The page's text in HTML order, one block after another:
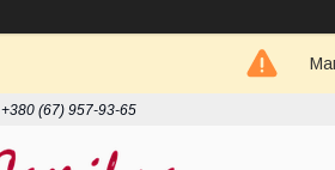
+380 (67) 957-93-65